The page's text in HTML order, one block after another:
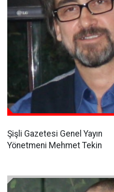
Şişli Gazetesi Genel Yayın
Yönetmeni Mehmet Tekin